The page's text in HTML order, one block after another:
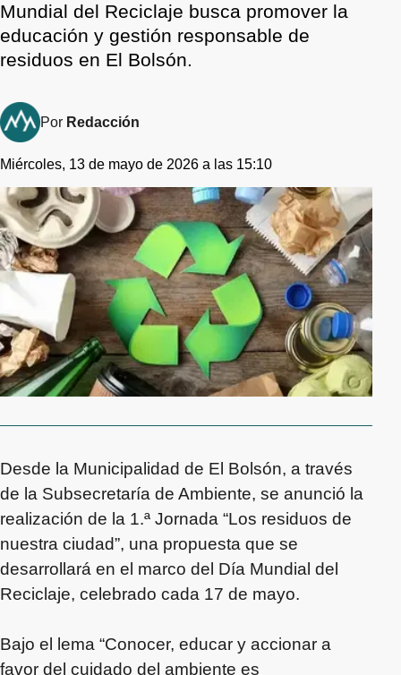
Mundial del Reciclaje busca promover la
educación y gestión responsable de
residuos en El Bolsón.
Por Redacción
Miércoles, 13 de mayo de 2026 a las 15:10
Desde la Municipalidad de El Bolsón, a través
de la Subsecretaría de Ambiente, se anunció la
realización de la 1.ª Jornada “Los residuos de
nuestra ciudad”, una propuesta que se
desarrollará en el marco del Día Mundial del
Reciclaje, celebrado cada 17 de mayo.
Bajo el lema “Conocer, educar y accionar a
favor del cuidado del ambiente es